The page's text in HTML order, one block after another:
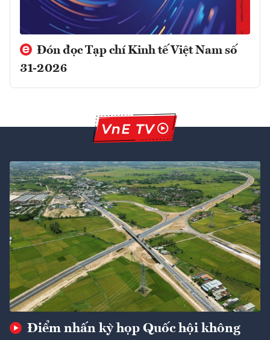
Đón đọc Tạp chí Kinh tế Việt Nam số
31-2026
Điểm nhấn kỳ họp Quốc hội không